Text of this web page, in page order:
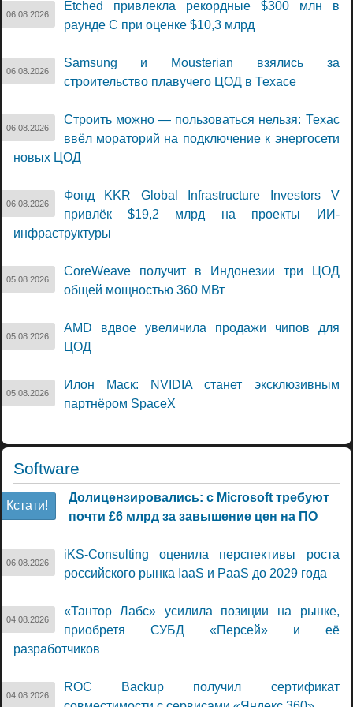
06.08.2026
Etched привлекла рекордные $300 млн в
раунде C при оценке $10,3 млрд
06.08.2026
Samsung и Mousterian взялись за
строительство плавучего ЦОД в Техасе
06.08.2026
Строить можно — пользоваться нельзя: Техас
ввёл мораторий на подключение к энергосети
новых ЦОД
06.08.2026
Фонд KKR Global Infrastructure Investors V
привлёк $19,2 млрд на проекты ИИ-
инфраструктуры
05.08.2026
CoreWeave получит в Индонезии три ЦОД
общей мощностью 360 МВт
05.08.2026
AMD вдвое увеличила продажи чипов для
ЦОД
05.08.2026
Илон Маск: NVIDIA станет эксклюзивным
партнёром SpaceX
Software
Кстати!
Долицензировались: с Microsoft требуют
почти £6 млрд за завышение цен на ПО
06.08.2026
iKS-Consulting оценила перспективы роста
российского рынка IaaS и PaaS до 2029 года
04.08.2026
«Тантор Лабс» усилила позиции на рынке,
приобретя СУБД «Персей» и её
разработчиков
04.08.2026
ROC Backup получил сертификат